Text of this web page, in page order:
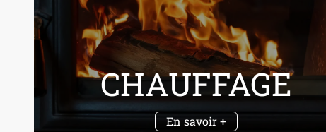
CHAUFFAGE
En savoir +